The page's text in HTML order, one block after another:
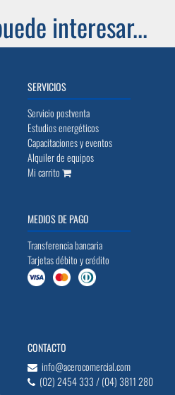
interesar...
SERVICIOS
Servicio postventa
Estudios energéticos
Capacitaciones y eventos
Alquiler de equipos
Mi carrito
MEDIOS DE PAGO
Transferencia bancaria
Tarjetas débito y crédito
CONTACTO
info@acerocomercial.com
(02) 2454 333 / (04) 3811 280